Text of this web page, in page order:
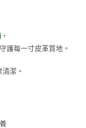
，
護每一寸皮革質地。
潔。